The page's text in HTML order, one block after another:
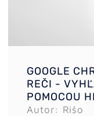
GOOGLE
REČI -
POMOCOU
Autor: Rišo